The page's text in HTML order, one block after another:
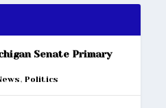
Senate Primary
,Politics